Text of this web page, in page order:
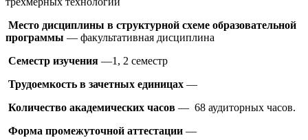
Место дисциплины в структурной схеме образовательной
программы — факультативная дисциплина
Семестр изучения —1, 2 семестр
Трудоемкость в зачетных единицах —
Количество академических часов — 68 аудиторных часов.
Форма промежуточной аттестации —